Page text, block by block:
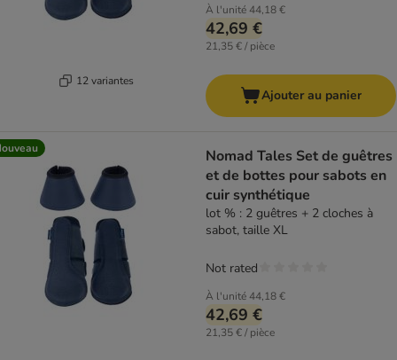
12 variantes
À l'unité44,18 €
42,69 €
21,35 € / pièce
Ajouter au panier
Nomad Tales Set de guêtres
et de bottes pour sabots en
cuir synthétique
lot % : 2 guêtres + 2 cloches à
sabot, taille XL
À l'unité44,18 €
42,69 €
21,35 € / pièce
Not rated